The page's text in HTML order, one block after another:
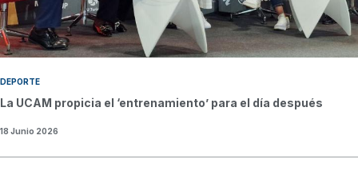
DEPORTE
La UCAM propicia el ‘entrenamiento’ para el día después
18 Junio 2026